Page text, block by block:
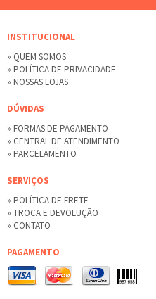
INSTITUCIONAL
» QUEM SOMOS
» POLÍTICA DE PRIVACIDADE
» NOSSAS LOJAS
DÚVIDAS
» FORMAS DE PAGAMENTO
» CENTRAL DE ATENDIMENTO
» PARCELAMENTO
SERVIÇOS
» POLÍTICA DE FRETE
» TROCA E DEVOLUÇÃO
» CONTATO
PAGAMENTO